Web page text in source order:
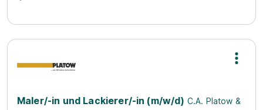
Maler/-in und Lackierer/-in (m/w/d) C.A. Platow &